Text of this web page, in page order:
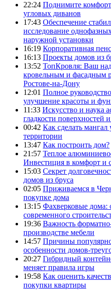
22:24 Поднимите
угловых диванов
17:43 Обеспечение
исследование
наружной установки
16:19 Корпоративная
16:13 Проекты домов из
13:52 ТопКровля: Ваш
кровельным и фасадным
Ростове-на-Дону
12:01 Полное
улучшение красоты и
11:33 Искусство и наука
гладкости поверхностей
00:42 Как сделать
территории
13:47 Как построить дом?
21:57 Теплое
Инвестиция в комфорт и
15:03 Секрет
домов из бруса
02:05 Приживаемся в
покупке дома
13:15 Фахверковые дома:
современного
19:36 Важность
производстве мебели
14:57 Причины
особенности домов-
20:27 Гибридный
меняет правила игры
19:58 Как оценить
покупки квартиры